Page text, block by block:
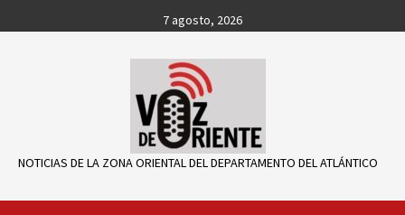
to
7 agosto, 2026
NOTICIAS DE LA ZONA ORIENTAL DEL DEPARTAMENTO DEL ATLÁNTICO